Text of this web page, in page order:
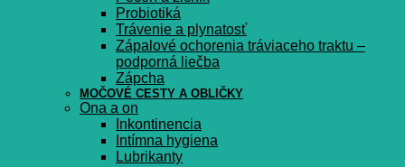
Probiotiká
Trávenie a plynatosť
Zápalové ochorenia tráviaceho traktu –
podporná liečba
Zápcha
MOČOVÉ CESTY A OBLIČKY
Ona a on
Inkontinencia
Intímna hygiena
Lubrikanty